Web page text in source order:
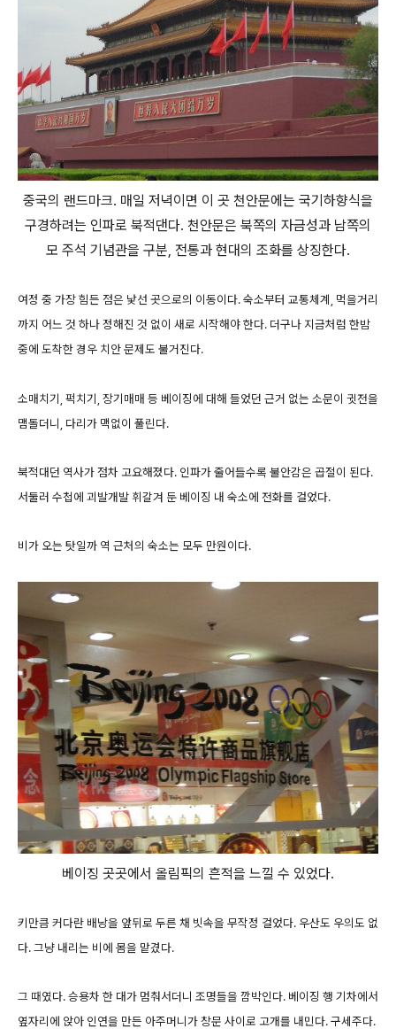
중국의 랜드마크. 매일 저녁이면 이 곳 천안문에는 국기하향식을
구경하려는 인파로 북적댄다. 천안문은 북쪽의 자금성과 남쪽의
모 주석 기념관을 구분, 전통과 현대의 조화를 상징한다.
여정 중 가장 힘든 점은 낯선 곳으로의 이동이다. 숙소부터 교통체계, 먹을거리
까지 어느 것 하나 정해진 것 없이 새로 시작해야 한다. 더구나 지금처럼 한밤
중에 도착한 경우 치안 문제도 불거진다.
소매치기, 퍽치기, 장기매매 등 베이징에 대해 들었던 근거 없는 소문이 귓전을
맴돌더니, 다리가 맥없이 풀린다.
북적대던 역사가 점차 고요해졌다. 인파가 줄어들수록 불안감은 곱절이 된다.
서둘러 수첩에 괴발개발 휘갈겨 둔 베이징 내 숙소에 전화를 걸었다.
비가 오는 탓일까 역 근처의 숙소는 모두 만원이다.
베이징 곳곳에서 올림픽의 흔적을 느낄 수 있었다.
키만큼 커다란 배낭을 앞뒤로 두른 채 빗속을 무작정 걸었다. 우산도 우의도 없
다. 그냥 내리는 비에 몸을 맡겼다.
그 때였다. 승용차 한 대가 멈춰서더니 조명들을 깜박인다. 베이징 행 기차에서
옆자리에 앉아 인연을 만든 아주머니가 창문 사이로 고개를 내민다. 구세주다.